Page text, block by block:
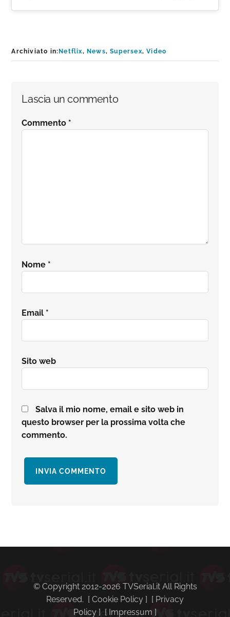
Archiviato in:Netflix,News,Supersex,Video
Interazioni
del
Lascia un commento
Commento *
Nome *
Email *
Sito web
Salva il mio nome, email e sito web in
questo browser per la prossima volta che
commento.
primaria
© Copyright 2012-2026 TVSerial.it All Rights
Reserved. [ Cookie Policy ] [ Privacy
Policy ] [ Impressum ]